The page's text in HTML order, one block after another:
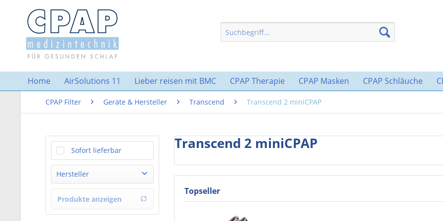
Home AirSolutions 11 Lieber reisen mit BMC CPAP Therapie CPAP Masken CPAP Schläuche
CPAP Filter Geräte & Hersteller Transcend Transcend 2 miniCPAP
Sofort lieferbar
Hersteller
Somnetics International
Produkte anzeigen
Transcend 2 miniCPAP
Topseller